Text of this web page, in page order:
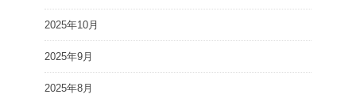
2025年10月
2025年9月
2025年8月